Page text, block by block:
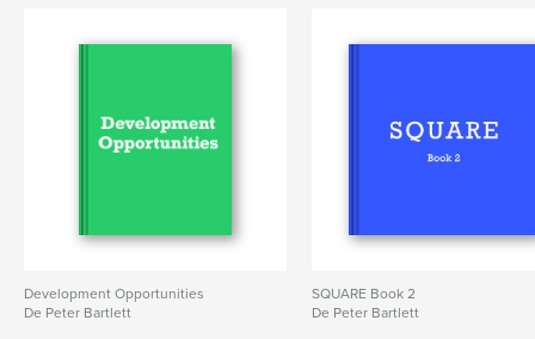
Development Opportunities
De Peter Bartlett
SQUARE Book 2
De Peter Bartlett